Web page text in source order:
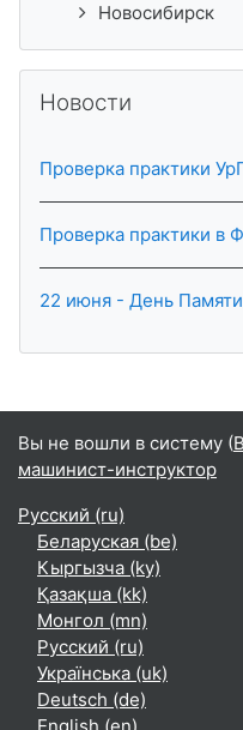
Новосибирск
Новости
Проверка практики
Проверка практики
22 июня - День
Вы не вошли в систему (
машинист-инструктор
Русский ‎(ru)‎
Беларуская ‎(be)‎
Кыргызча ‎(ky)‎
Қазақша ‎(kk)‎
Монгол ‎(mn)‎
Русский ‎(ru)‎
Українська ‎(uk)‎
Deutsch ‎(de)‎